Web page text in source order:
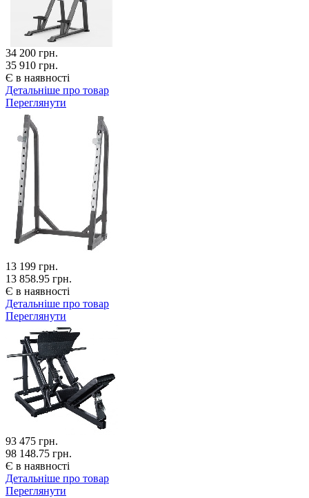
34 200 грн.
35 910 грн.
Є в наявності
Детальніше про товар
Переглянути
13 199 грн.
13 858.95 грн.
Є в наявності
Детальніше про товар
Переглянути
93 475 грн.
98 148.75 грн.
Є в наявності
Детальніше про товар
Переглянути